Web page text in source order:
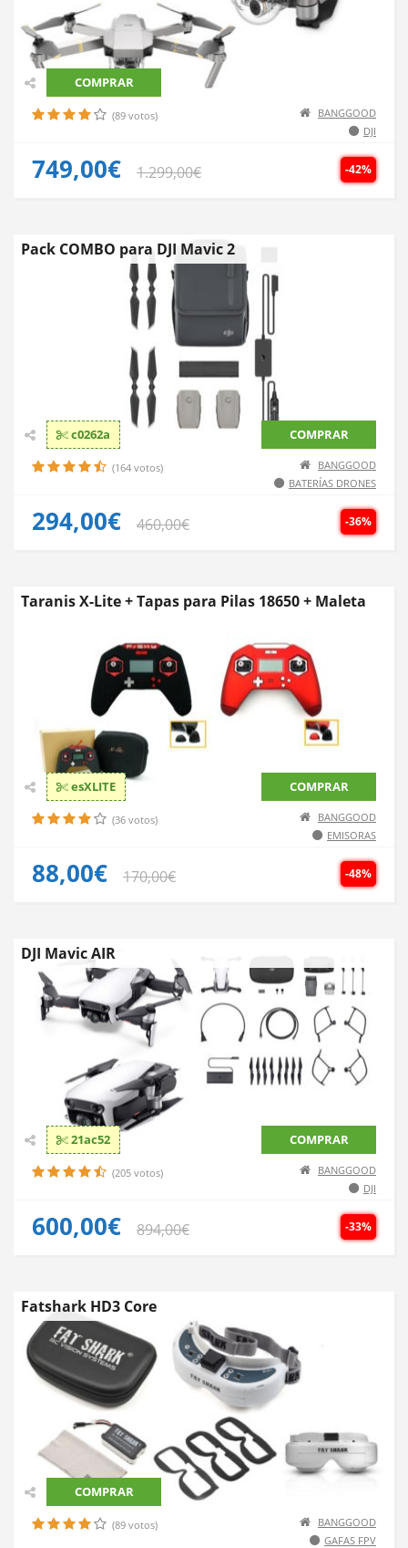
COMPRAR
(89 votos)
BANGGOOD
DJI
-42%
749,00€ 1.299,00€
Pack COMBO para DJI Mavic 2
c0262a COMPRAR
(164 votos)
BANGGOOD
BATERÍAS DRONES
-36%
294,00€ 460,00€
Taranis X-Lite + Tapas para Pilas 18650 + Maleta
esXLITE COMPRAR
(36 votos)
BANGGOOD
EMISORAS
-48%
88,00€ 170,00€
DJI Mavic AIR
21ac52 COMPRAR
(205 votos)
BANGGOOD
DJI
-33%
600,00€ 894,00€
Fatshark HD3 Core
COMPRAR
(89 votos)
BANGGOOD
GAFAS FPV